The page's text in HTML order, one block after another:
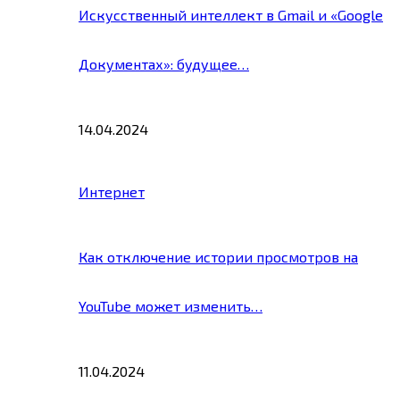
Искусственный интеллект в Gmail и «Google
Документах»: будущее…
14.04.2024
Интернет
Как отключение истории просмотров на
YouTube может изменить…
11.04.2024